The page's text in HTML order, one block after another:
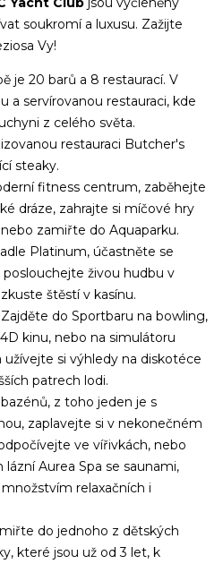
soukromí a luxusu. Zažijte
Vy!
je 20 barů a 8 restaurací. V
a servírovanou restauraci, kde
z celého světa.
restauraci Butcher's
steaky.
fitness centrum, zaběhejte
dráze, zahrajte si míčové hry
zamiřte do Aquaparku.
Platinum, účastněte se
živou hudbu v
štěstí v kasínu.
Zajděte do Sportbaru na bowling,
kinu, nebo na simulátoru
užívejte si výhledy na diskotéce
patrech lodi.
z toho jeden je s
zaplavejte si v nekonečném
ve vířivkách, nebo
Aurea Spa se saunami,
relaxačních i
do jednoho z dětských
které jsou už od 3 let, k
a získáte: